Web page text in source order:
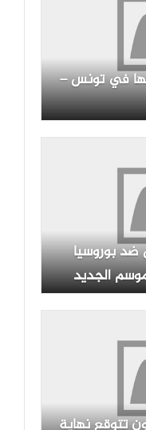
في تونس –
ضد بوروسيا
الجديد
تتوقع نهاية